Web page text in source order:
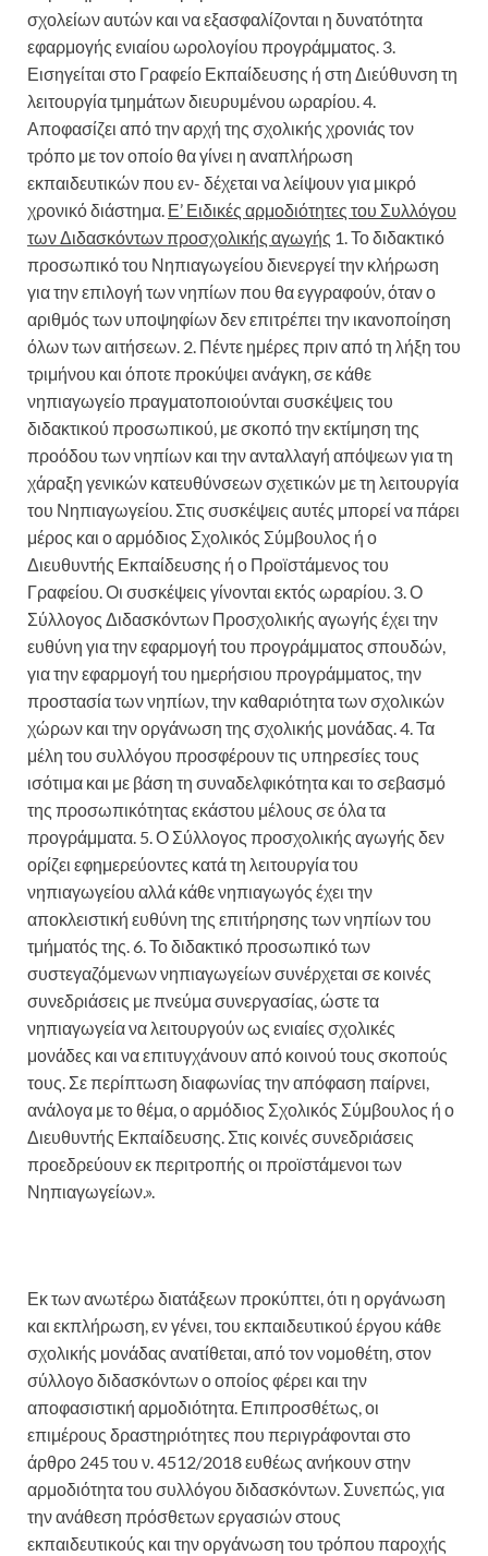
σχολείων αυτών και να εξασφαλίζονται η δυνατότητα
εφαρμογής ενιαίου ωρολογίου προγράμματος. 3.
Εισηγείται στο Γραφείο Εκπαίδευσης ή στη Διεύθυνση τη
λειτουργία τμημάτων διευρυμένου ωραρίου. 4.
Αποφασίζει από την αρχή της σχολικής χρονιάς τον
τρόπο με τον οποίο θα γίνει η αναπλήρωση
εκπαιδευτικών που εν- δέχεται να λείψουν για μικρό
χρονικό διάστημα. Ε’ Ειδικές αρμοδιότητες του Συλλόγου
των Διδασκόντων προσχολικής αγωγής 1. Το διδακτικό
προσωπικό του Νηπιαγωγείου διενεργεί την κλήρωση
για την επιλογή των νηπίων που θα εγγραφούν, όταν ο
αριθμός των υποψηφίων δεν επιτρέπει την ικανοποίηση
όλων των αιτήσεων. 2. Πέντε ημέρες πριν από τη λήξη του
τριμήνου και όποτε προκύψει ανάγκη, σε κάθε
νηπιαγωγείο πραγματοποιούνται συσκέψεις του
διδακτικού προσωπικού, με σκοπό την εκτίμηση της
προόδου των νηπίων και την ανταλλαγή απόψεων για τη
χάραξη γενικών κατευθύνσεων σχετικών με τη λειτουργία
του Νηπιαγωγείου. Στις συσκέψεις αυτές μπορεί να πάρει
μέρος και ο αρμόδιος Σχολικός Σύμβουλος ή ο
Διευθυντής Εκπαίδευσης ή ο Προϊστάμενος του
Γραφείου. Οι συσκέψεις γίνονται εκτός ωραρίου. 3. Ο
Σύλλογος Διδασκόντων Προσχολικής αγωγής έχει την
ευθύνη για την εφαρμογή του προγράμματος σπουδών,
για την εφαρμογή του ημερήσιου προγράμματος, την
προστασία των νηπίων, την καθαριότητα των σχολικών
χώρων και την οργάνωση της σχολικής μονάδας. 4. Τα
μέλη του συλλόγου προσφέρουν τις υπηρεσίες τους
ισότιμα και με βάση τη συναδελφικότητα και το σεβασμό
της προσωπικότητας εκάστου μέλους σε όλα τα
προγράμματα. 5. Ο Σύλλογος προσχολικής αγωγής δεν
ορίζει εφημερεύοντες κατά τη λειτουργία του
νηπιαγωγείου αλλά κάθε νηπιαγωγός έχει την
αποκλειστική ευθύνη της επιτήρησης των νηπίων του
τμήματός της. 6. Το διδακτικό προσωπικό των
συστεγαζόμενων νηπιαγωγείων συνέρχεται σε κοινές
συνεδριάσεις με πνεύμα συνεργασίας, ώστε τα
νηπιαγωγεία να λειτουργούν ως ενιαίες σχολικές
μονάδες και να επιτυγχάνουν από κοινού τους σκοπούς
τους. Σε περίπτωση διαφωνίας την απόφαση παίρνει,
ανάλογα με το θέμα, ο αρμόδιος Σχολικός Σύμβουλος ή ο
Διευθυντής Εκπαίδευσης. Στις κοινές συνεδριάσεις
προεδρεύουν εκ περιτροπής οι προϊστάμενοι των
Νηπιαγωγείων.».
Εκ των ανωτέρω διατάξεων προκύπτει, ότι η οργάνωση
και εκπλήρωση, εν γένει, του εκπαιδευτικού έργου κάθε
σχολικής μονάδας ανατίθεται, από τον νομοθέτη, στον
σύλλογο διδασκόντων ο οποίος φέρει και την
αποφασιστική αρμοδιότητα. Επιπροσθέτως, οι
επιμέρους δραστηριότητες που περιγράφονται στο
άρθρο 245 του ν. 4512/2018 ευθέως ανήκουν στην
αρμοδιότητα του συλλόγου διδασκόντων. Συνεπώς, για
την ανάθεση πρόσθετων εργασιών στους
εκπαιδευτικούς και την οργάνωση του τρόπου παροχής